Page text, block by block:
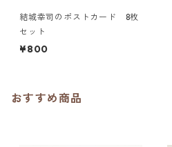
結城幸司のポストカード 8枚
セット
¥800
おすすめ商品